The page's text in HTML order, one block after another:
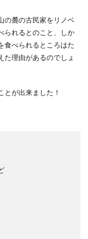
の麓の古民家をリノベ
られるとのこと、しか
食べられるところはた
た理由があるのでしょ
とが出来ました！